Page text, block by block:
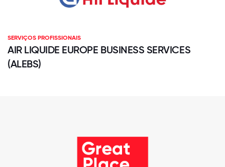
SERVIÇOS PROFISSIONAIS
AIR LIQUIDE EUROPE BUSINESS SERVICES
(ALEBS)